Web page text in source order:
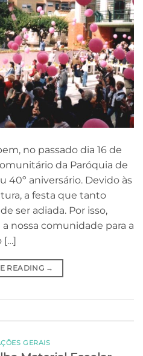
no passado dia 16 de
da Paróquia de
40º aniversário. Devido às
a festa que tanto
ser adiada. Por isso,
nossa comunidade para a
[…]
READING →
GERAIS